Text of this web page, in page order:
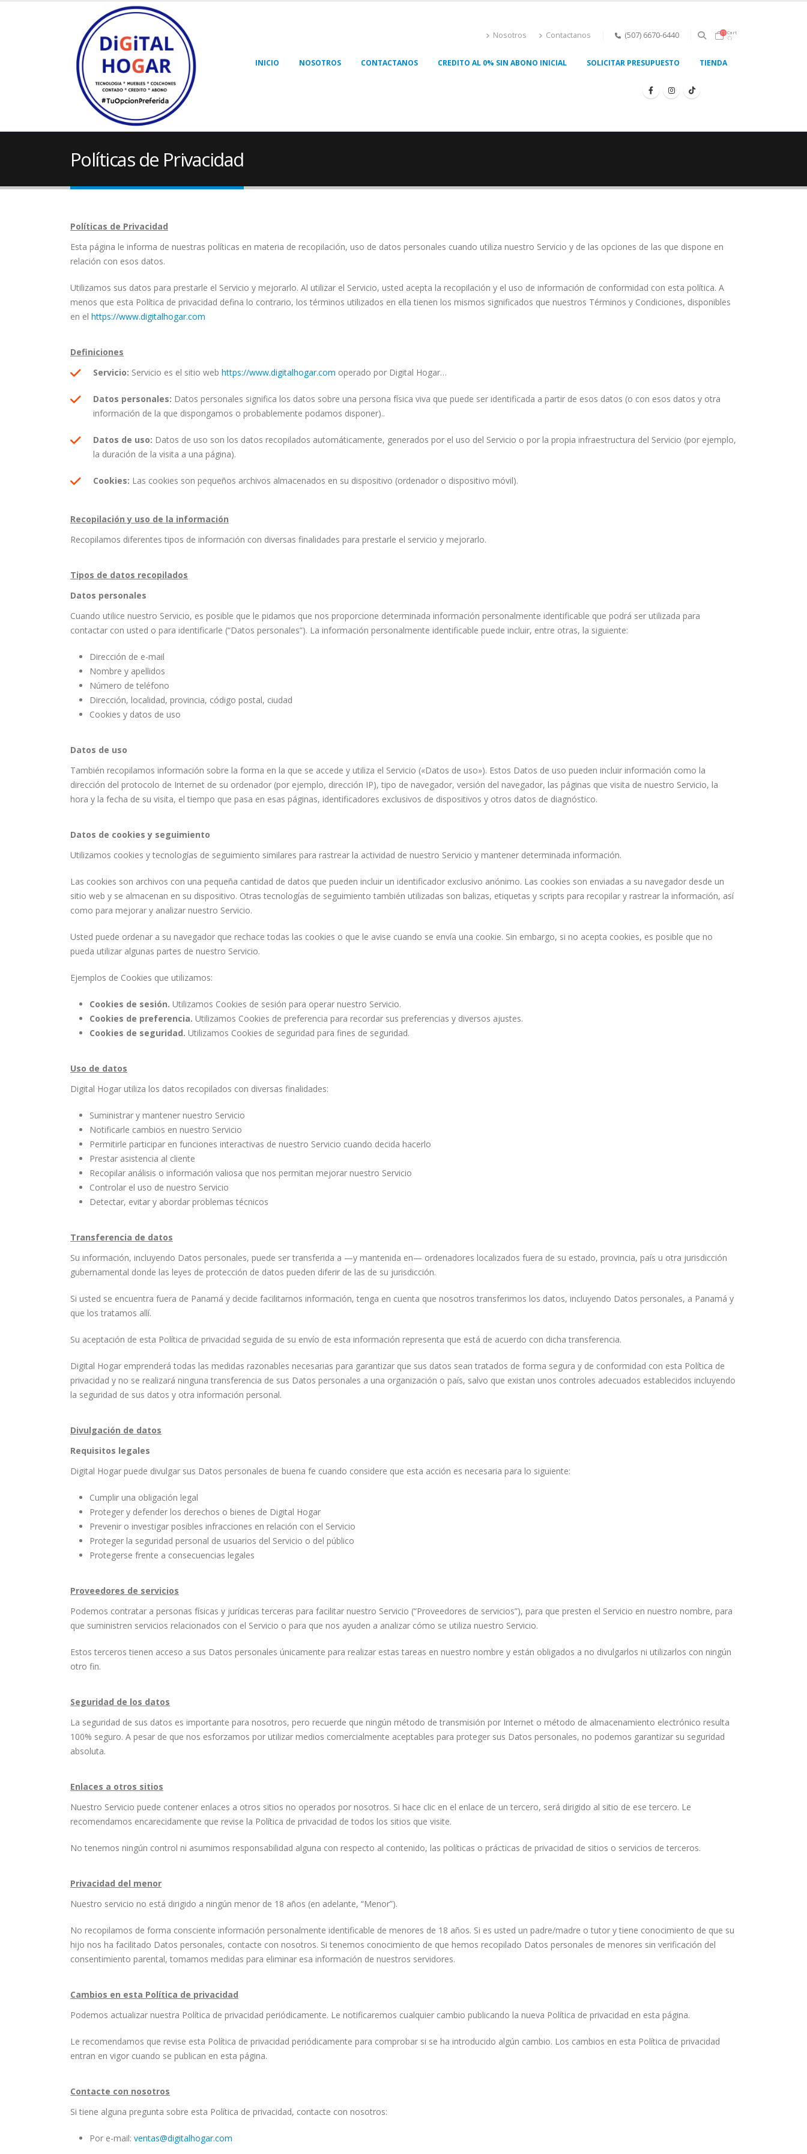
Nosotros Contactanos (507) 6670-6440 Cart
INICIO NOSOTROS CONTACTANOS CREDITO AL 0% SIN ABONO INICIAL SOLICITAR PRESUPUESTO TIENDA
Políticas de Privacidad
Políticas de Privacidad
Esta página le informa de nuestras políticas en materia de recopilación, uso de datos personales cuando utiliza nuestro Servicio y de las opciones de las que dispone en
relación con esos datos.
Utilizamos sus datos para prestarle el Servicio y mejorarlo. Al utilizar el Servicio, usted acepta la recopilación y el uso de información de conformidad con esta política. A
menos que esta Política de privacidad defina lo contrario, los términos utilizados en ella tienen los mismos significados que nuestros Términos y Condiciones, disponibles
en el https://www.digitalhogar.com
Definiciones
Servicio: Servicio es el sitio web https://www.digitalhogar.com operado por Digital Hogar…
Datos personales: Datos personales significa los datos sobre una persona física viva que puede ser identificada a partir de esos datos (o con esos datos y otra
información de la que dispongamos o probablemente podamos disponer)..
Datos de uso: Datos de uso son los datos recopilados automáticamente, generados por el uso del Servicio o por la propia infraestructura del Servicio (por ejemplo,
la duración de la visita a una página).
Cookies: Las cookies son pequeños archivos almacenados en su dispositivo (ordenador o dispositivo móvil).
Recopilación y uso de la información
Recopilamos diferentes tipos de información con diversas finalidades para prestarle el servicio y mejorarlo.
Tipos de datos recopilados
Datos personales
Cuando utilice nuestro Servicio, es posible que le pidamos que nos proporcione determinada información personalmente identificable que podrá ser utilizada para
contactar con usted o para identificarle (“Datos personales”). La información personalmente identificable puede incluir, entre otras, la siguiente:
Dirección de e-mail
Nombre y apellidos
Número de teléfono
Dirección, localidad, provincia, código postal, ciudad
Cookies y datos de uso
Datos de uso
También recopilamos información sobre la forma en la que se accede y utiliza el Servicio («Datos de uso»). Estos Datos de uso pueden incluir información como la
dirección del protocolo de Internet de su ordenador (por ejemplo, dirección IP), tipo de navegador, versión del navegador, las páginas que visita de nuestro Servicio, la
hora y la fecha de su visita, el tiempo que pasa en esas páginas, identificadores exclusivos de dispositivos y otros datos de diagnóstico.
Datos de cookies y seguimiento
Utilizamos cookies y tecnologías de seguimiento similares para rastrear la actividad de nuestro Servicio y mantener determinada información.
Las cookies son archivos con una pequeña cantidad de datos que pueden incluir un identificador exclusivo anónimo. Las cookies son enviadas a su navegador desde un
sitio web y se almacenan en su dispositivo. Otras tecnologías de seguimiento también utilizadas son balizas, etiquetas y scripts para recopilar y rastrear la información, así
como para mejorar y analizar nuestro Servicio.
Usted puede ordenar a su navegador que rechace todas las cookies o que le avise cuando se envía una cookie. Sin embargo, si no acepta cookies, es posible que no
pueda utilizar algunas partes de nuestro Servicio.
Ejemplos de Cookies que utilizamos:
Cookies de sesión. Utilizamos Cookies de sesión para operar nuestro Servicio.
Cookies de preferencia. Utilizamos Cookies de preferencia para recordar sus preferencias y diversos ajustes.
Cookies de seguridad. Utilizamos Cookies de seguridad para fines de seguridad.
Uso de datos
Digital Hogar utiliza los datos recopilados con diversas finalidades:
Suministrar y mantener nuestro Servicio
Notificarle cambios en nuestro Servicio
Permitirle participar en funciones interactivas de nuestro Servicio cuando decida hacerlo
Prestar asistencia al cliente
Recopilar análisis o información valiosa que nos permitan mejorar nuestro Servicio
Controlar el uso de nuestro Servicio
Detectar, evitar y abordar problemas técnicos
Transferencia de datos
Su información, incluyendo Datos personales, puede ser transferida a —y mantenida en— ordenadores localizados fuera de su estado, provincia, país u otra jurisdicción
gubernamental donde las leyes de protección de datos pueden diferir de las de su jurisdicción.
Si usted se encuentra fuera de Panamá y decide facilitarnos información, tenga en cuenta que nosotros transferimos los datos, incluyendo Datos personales, a Panamá y
que los tratamos allí.
Su aceptación de esta Política de privacidad seguida de su envío de esta información representa que está de acuerdo con dicha transferencia.
Digital Hogar emprenderá todas las medidas razonables necesarias para garantizar que sus datos sean tratados de forma segura y de conformidad con esta Política de
privacidad y no se realizará ninguna transferencia de sus Datos personales a una organización o país, salvo que existan unos controles adecuados establecidos incluyendo
la seguridad de sus datos y otra información personal.
Divulgación de datos
Requisitos legales
Digital Hogar puede divulgar sus Datos personales de buena fe cuando considere que esta acción es necesaria para lo siguiente:
Cumplir una obligación legal
Proteger y defender los derechos o bienes de Digital Hogar
Prevenir o investigar posibles infracciones en relación con el Servicio
Proteger la seguridad personal de usuarios del Servicio o del público
Protegerse frente a consecuencias legales
Proveedores de servicios
Podemos contratar a personas físicas y jurídicas terceras para facilitar nuestro Servicio (“Proveedores de servicios”), para que presten el Servicio en nuestro nombre, para
que suministren servicios relacionados con el Servicio o para que nos ayuden a analizar cómo se utiliza nuestro Servicio.
Estos terceros tienen acceso a sus Datos personales únicamente para realizar estas tareas en nuestro nombre y están obligados a no divulgarlos ni utilizarlos con ningún
otro fin.
Seguridad de los datos
La seguridad de sus datos es importante para nosotros, pero recuerde que ningún método de transmisión por Internet o método de almacenamiento electrónico resulta
100% seguro. A pesar de que nos esforzamos por utilizar medios comercialmente aceptables para proteger sus Datos personales, no podemos garantizar su seguridad
absoluta.
Enlaces a otros sitios
Nuestro Servicio puede contener enlaces a otros sitios no operados por nosotros. Si hace clic en el enlace de un tercero, será dirigido al sitio de ese tercero. Le
recomendamos encarecidamente que revise la Política de privacidad de todos los sitios que visite.
No tenemos ningún control ni asumimos responsabilidad alguna con respecto al contenido, las políticas o prácticas de privacidad de sitios o servicios de terceros.
Privacidad del menor
Nuestro servicio no está dirigido a ningún menor de 18 años (en adelante, “Menor”).
No recopilamos de forma consciente información personalmente identificable de menores de 18 años. Si es usted un padre/madre o tutor y tiene conocimiento de que su
hijo nos ha facilitado Datos personales, contacte con nosotros. Si tenemos conocimiento de que hemos recopilado Datos personales de menores sin verificación del
consentimiento parental, tomamos medidas para eliminar esa información de nuestros servidores.
Cambios en esta Política de privacidad
Podemos actualizar nuestra Política de privacidad periódicamente. Le notificaremos cualquier cambio publicando la nueva Política de privacidad en esta página.
Le recomendamos que revise esta Política de privacidad periódicamente para comprobar si se ha introducido algún cambio. Los cambios en esta Política de privacidad
entran en vigor cuando se publican en esta página.
Contacte con nosotros
Si tiene alguna pregunta sobre esta Política de privacidad, contacte con nosotros:
Por e-mail: ventas@digitalhogar.com